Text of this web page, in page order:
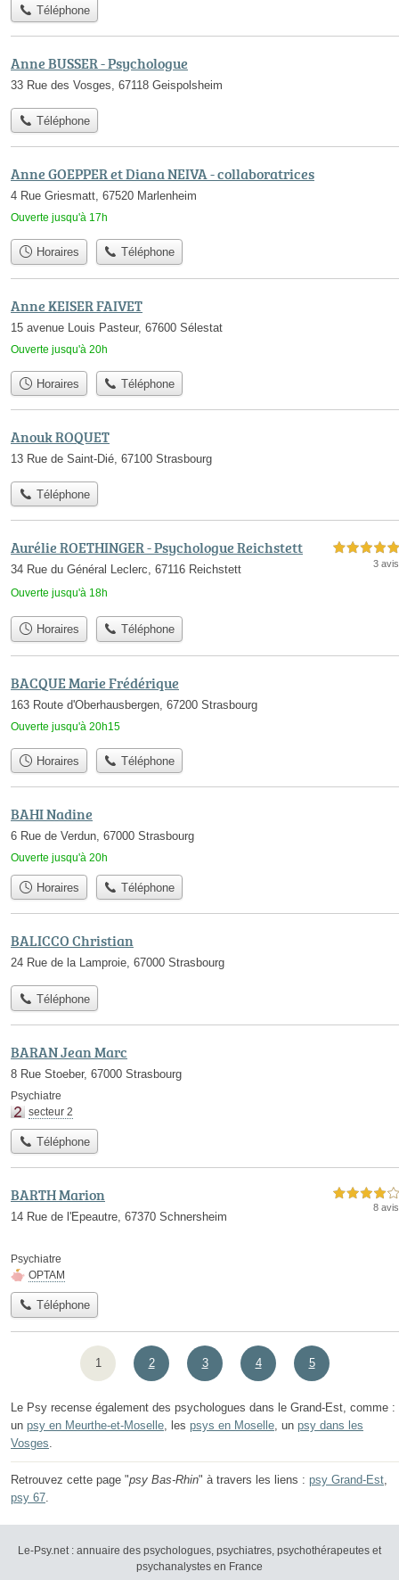
Téléphone
Anne BUSSER - Psychologue
33 Rue des Vosges, 67118 Geispolsheim
Téléphone
Anne GOEPPER et Diana NEIVA - collaboratrices
4 Rue Griesmatt, 67520 Marlenheim
Ouverte jusqu'à 17h
Horaires Téléphone
Anne KEISER FAIVET
15 avenue Louis Pasteur, 67600 Sélestat
Ouverte jusqu'à 20h
Horaires Téléphone
Anouk ROQUET
13 Rue de Saint-Dié, 67100 Strasbourg
Téléphone
Aurélie ROETHINGER - Psychologue Reichstett
34 Rue du Général Leclerc, 67116 Reichstett
Ouverte jusqu'à 18h
5,0 étoiles sur 5
3 avis
Horaires Téléphone
BACQUE Marie Frédérique
163 Route d'Oberhausbergen, 67200 Strasbourg
Ouverte jusqu'à 20h15
Horaires Téléphone
BAHI Nadine
6 Rue de Verdun, 67000 Strasbourg
Ouverte jusqu'à 20h
Horaires Téléphone
BALICCO Christian
24 Rue de la Lamproie, 67000 Strasbourg
Téléphone
BARAN Jean Marc
8 Rue Stoeber, 67000 Strasbourg
Psychiatre
secteur 2
Téléphone
BARTH Marion
14 Rue de l'Epeautre, 67370 Schnersheim
4,0 étoiles sur 5
8 avis
Psychiatre
OPTAM
Téléphone
1 2 3 4 5
Le Psy recense également des psychologues dans le Grand-Est, comme :
un psy en Meurthe-et-Moselle , les psys en Moselle , un psy dans les
Vosges
Retrouvez cette page "psy Bas-Rhin" à travers les liens : psy Grand-Est
psy 67
Le-Psy.net : annuaire des psychologues, psychiatres, psychothérapeutes et
psychanalystes en France